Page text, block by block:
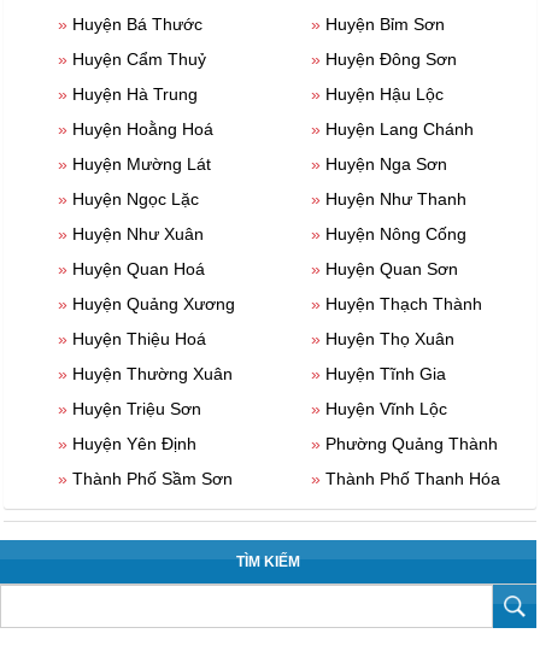
» Huyện Bá Thước » Huyện Bỉm Sơn
» Huyện Cẩm Thuỷ » Huyện Đông Sơn
» Huyện Hà Trung » Huyện Hậu Lộc
» Huyện Hoằng Hoá » Huyện Lang Chánh
» Huyện Mường Lát » Huyện Nga Sơn
» Huyện Ngọc Lặc » Huyện Như Thanh
» Huyện Như Xuân » Huyện Nông Cống
» Huyện Quan Hoá » Huyện Quan Sơn
» Huyện Quảng Xương » Huyện Thạch Thành
» Huyện Thiệu Hoá » Huyện Thọ Xuân
» Huyện Thường Xuân » Huyện Tĩnh Gia
» Huyện Triệu Sơn » Huyện Vĩnh Lộc
» Huyện Yên Định » Phường Quảng Thành
» Thành Phố Sầm Sơn »Thành Phố Thanh Hóa
TÌM KIẾM